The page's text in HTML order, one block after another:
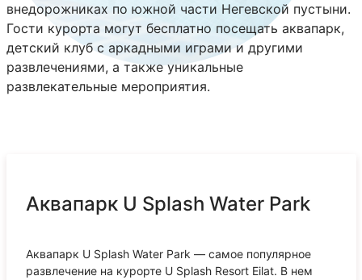
внедорожниках по южной части Негевской пустыни.
Гости курорта могут бесплатно посещать аквапарк,
детский клуб с аркадными играми и другими
развлечениями, а также уникальные
развлекательные мероприятия.
Аквапарк U Splash Water Park
Аквапарк U Splash Water Park — самое популярное
развлечение на курорте U Splash Resort Eilat. В нем